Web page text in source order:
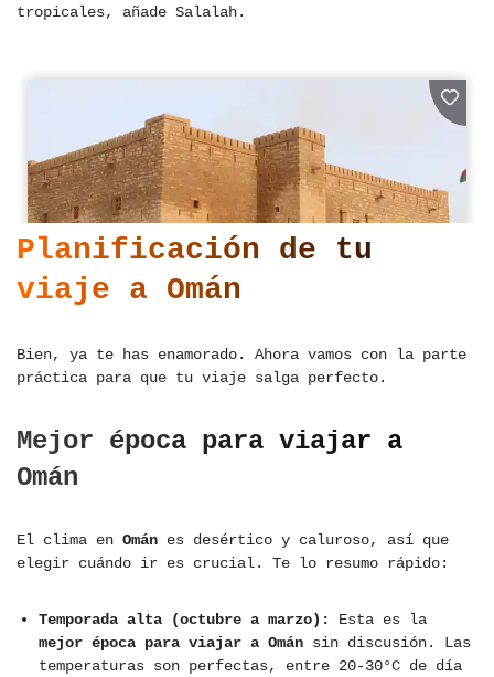
tropicales, añade Salalah.
Planificación de tu
viaje a Omán
Bien, ya te has enamorado. Ahora vamos con la parte
práctica para que tu viaje salga perfecto.
Mejor época para viajar a
Omán
El clima en Omán es desértico y caluroso, así que
elegir cuándo ir es crucial. Te lo resumo rápido:
Temporada alta (octubre a marzo):
Esta es la
mejor época para viajar a Omán sin discusión. Las
temperaturas son perfectas, entre 20-30°C de día